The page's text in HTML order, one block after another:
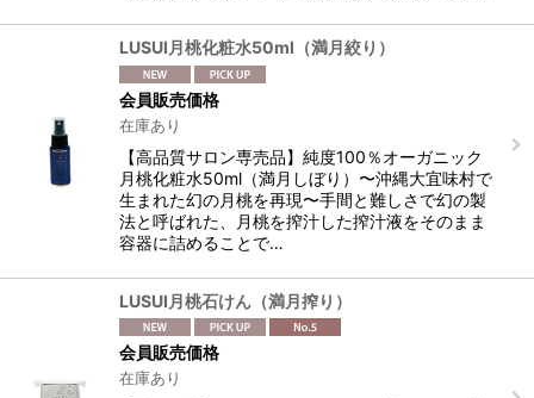
LUSUI月桃化粧水50ml（満月絞り）
会員販売価格
在庫あり
【高品質サロン専売品】純度100％オーガニック
月桃化粧水50ml（満月しぼり）〜沖縄大宜味村で
生まれた幻の月桃を再現〜手間と難しさで幻の製
法と呼ばれた、月桃を搾汁した搾汁液をそのまま
容器に詰めることで…
LUSUI月桃石けん（満月搾り）
会員販売価格
在庫あり